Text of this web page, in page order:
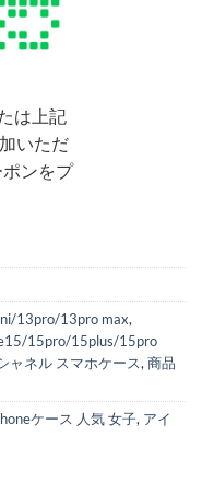
は上記
いただ
ンをプ
13pro/13pro max,
15pro/15plus/15pro
ャネル スマホケース, 商品
ケース 人気 女子, アイ